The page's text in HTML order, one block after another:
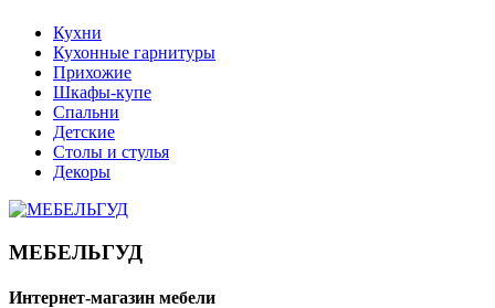
Кухни
Кухонные гарнитуры
Прихожие
Шкафы-купе
Спальни
Детские
Столы и стулья
Декоры
МЕБЕЛЬГУД
Интернет-магазин мебели